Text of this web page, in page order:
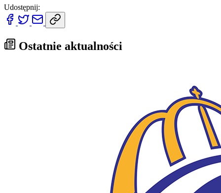
Udostępnij:
Ostatnie aktualności